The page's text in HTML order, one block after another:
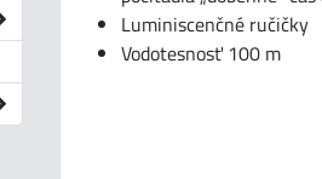
Luminiscenčné ručičky
Vodotesnosť 100 m